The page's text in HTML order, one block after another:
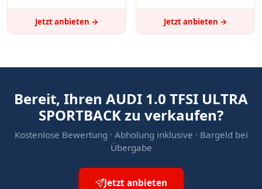
Jetzt anbieten → Jetzt anbieten →
Bereit, Ihren AUDI 1.0 TFSI ULTRA
SPORTBACK zu verkaufen?
Kostenlose Bewertung · Abholung inklusive · Bargeld bei
Übergabe
Jetzt anbieten